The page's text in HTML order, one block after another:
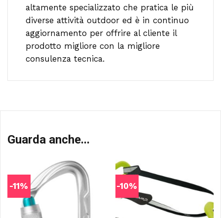
altamente specializzato che pratica le più
diverse attività outdoor ed è in continuo
aggiornamento per offrire al cliente il
prodotto migliore con la migliore
consulenza tecnica.
Guarda anche...
-11% -10%